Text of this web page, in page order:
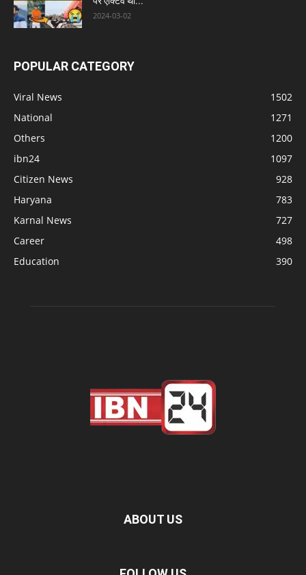
2024-03-02
POPULAR CATEGORY
Viral News
1502
National
1271
Others
1200
ibn24
1097
Citizen News
928
Haryana
783
Karnal News
727
Career
498
Education
390
ABOUT US